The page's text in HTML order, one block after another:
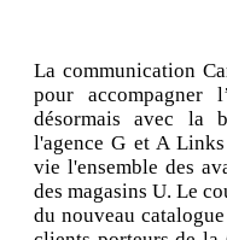
La communication
pour accompagner
désormais avec la
l'agence G et A
vie l'ensemble des
des magasins U. Le
du nouveau